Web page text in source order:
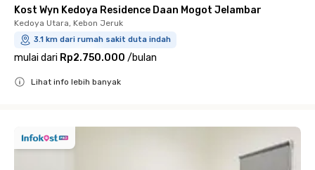
Kost Wyn Kedoya Residence Daan Mogot Jelambar
Kedoya Utara, Kebon Jeruk
3.1 km dari rumah sakit duta indah
mulai dari Rp2.750.000 /bulan
Lihat info lebih banyak